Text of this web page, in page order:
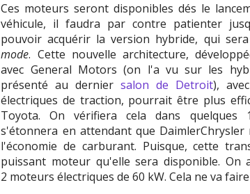
Ces moteurs seront disponibles dés le
véhicule, il faudra par contre patienter
pouvoir acquérir la version hybride, qui
mode. Cette nouvelle architecture,
avec General Motors (on l'a vu sur les
présenté au derniersalon de Detroit),
électriques de traction, pourrait être plus
Toyota. On vérifiera cela dans
s'étonnera en attendant que
l'économie de carburant. Puisque, cette
puissant moteur qu'elle sera disponible. On
2 moteurs électriques de 60 kW. Cela ne va